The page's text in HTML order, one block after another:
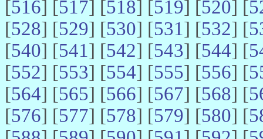
[516] [517] [518] [519] [520] [
[528] [529] [530] [531] [532] [
[540] [541] [542] [543] [544] [
[552] [553] [554] [555] [556] [
[564] [565] [566] [567] [568] [
[576] [577] [578] [579] [580] [